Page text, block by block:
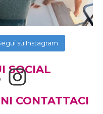
su Instagram
SOCIAL
CONTATTACI